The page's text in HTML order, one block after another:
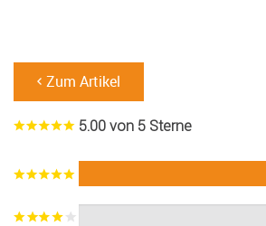
Zum Artikel
5.00 von 5 Sterne